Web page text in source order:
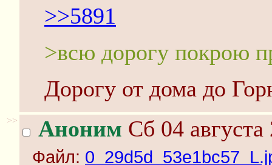
>>5891
>всю дорогу покрою
Дорогу от дома до
>> Аноним Сб 04
Файл: